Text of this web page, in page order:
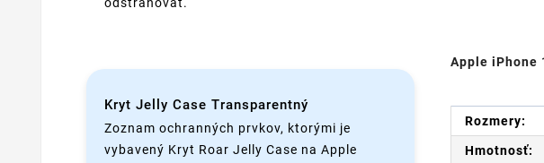
Kryt Jelly Case Transparentný
Zoznam ochranných prvkov, ktorými je
vybavený Kryt Roar Jelly Case na Apple
Apple iPhone
Rozmery:
Hmotnosť: